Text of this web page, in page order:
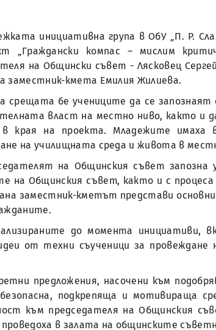
инициативна група в ОбУ „П. Р.
„Граждански компас – мислим
на Общински съвет - Лясковец
заместник-кмета Емилия Жилиева.
срещата бе учениците да се
власт на местно ниво, както
в края на проекта. Младежите имаха
на училищната среда и живота в
на Общинския съвет
на Общинския съвет, както и с
заместник-кметът представи
до момента инициативи,
от техни съученици за
предложения, насочени към
подкрепяща и мотивираща
към председателя на Общинския
в залата на общинските